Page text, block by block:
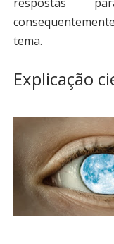
tema.
Explicação